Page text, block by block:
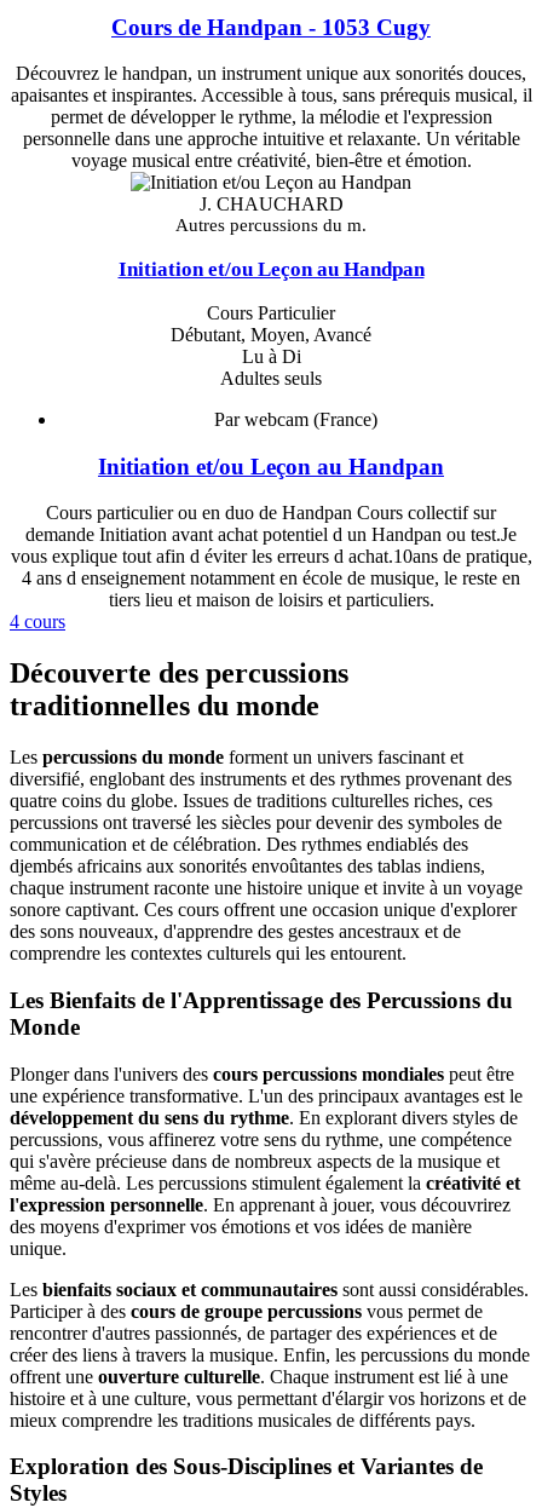
Cours de Handpan - 1053 Cugy
Découvrez le handpan, un instrument unique aux sonorités douces,
apaisantes et inspirantes. Accessible à tous, sans prérequis musical, il
permet de développer le rythme, la mélodie et l'expression
personnelle dans une approche intuitive et relaxante. Un véritable
voyage musical entre créativité, bien-être et émotion.
J. CHAUCHARD
Autres percussions du m.
Initiation et/ou Leçon au Handpan
Cours Particulier
Débutant, Moyen, Avancé
Lu à Di
Adultes seuls
Par webcam (France)
Initiation et/ou Leçon au Handpan
Cours particulier ou en duo de Handpan Cours collectif sur
demande Initiation avant achat potentiel d un Handpan ou test.Je
vous explique tout afin d éviter les erreurs d achat.10ans de pratique,
4 ans d enseignement notamment en école de musique, le reste en
tiers lieu et maison de loisirs et particuliers.
4 cours
Découverte des percussions
traditionnelles du monde
Les percussions du monde forment un univers fascinant et
diversifié, englobant des instruments et des rythmes provenant des
quatre coins du globe. Issues de traditions culturelles riches, ces
percussions ont traversé les siècles pour devenir des symboles de
communication et de célébration. Des rythmes endiablés des
djembés africains aux sonorités envoûtantes des tablas indiens,
chaque instrument raconte une histoire unique et invite à un voyage
sonore captivant. Ces cours offrent une occasion unique d'explorer
des sons nouveaux, d'apprendre des gestes ancestraux et de
comprendre les contextes culturels qui les entourent.
Les Bienfaits de l'Apprentissage des Percussions du
Monde
Plonger dans l'univers des cours percussions mondiales peut être
une expérience transformative. L'un des principaux avantages est le
développement du sens du rythme. En explorant divers styles de
percussions, vous affinerez votre sens du rythme, une compétence
qui s'avère précieuse dans de nombreux aspects de la musique et
même au-delà. Les percussions stimulent également la créativité et
l'expression personnelle. En apprenant à jouer, vous découvrirez
des moyens d'exprimer vos émotions et vos idées de manière
unique.
Les bienfaits sociaux et communautaires sont aussi considérables.
Participer à des cours de groupe percussions vous permet de
rencontrer d'autres passionnés, de partager des expériences et de
créer des liens à travers la musique. Enfin, les percussions du monde
offrent une ouverture culturelle. Chaque instrument est lié à une
histoire et à une culture, vous permettant d'élargir vos horizons et de
mieux comprendre les traditions musicales de différents pays.
Exploration des Sous-Disciplines et Variantes de
Styles